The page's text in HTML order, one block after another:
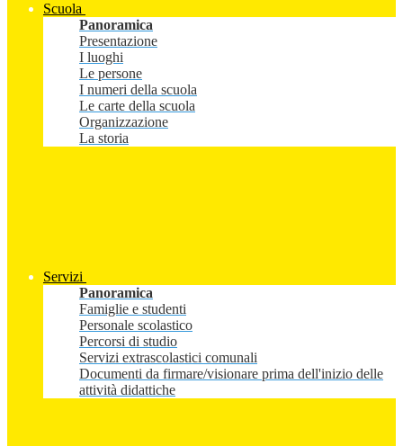
Scuola
Panoramica
Presentazione
I luoghi
Le persone
I numeri della scuola
Le carte della scuola
Organizzazione
La storia
Servizi
Panoramica
Famiglie e studenti
Personale scolastico
Percorsi di studio
Servizi extrascolastici comunali
Documenti da firmare/visionare prima dell'inizio delle
attività didattiche